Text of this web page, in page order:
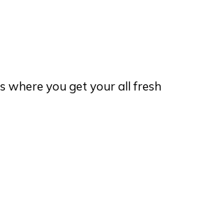
where you get your all fresh